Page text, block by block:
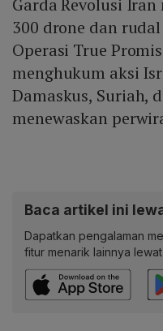
Garda Revolusi
300 drone dan
Operasi True
menghukum aksi
Damaskus, Suriah,
menewaskan
Baca artikel ini
Dapatkan pengalaman
fitur menarik lainnya